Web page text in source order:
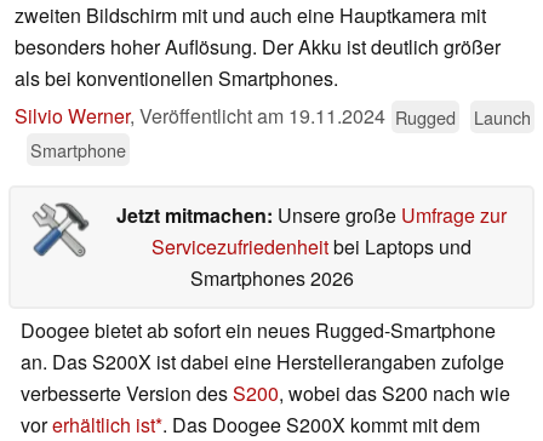
zweiten Bildschirm mit und auch eine Hauptkamera mit
besonders hoher Auflösung. Der Akku ist deutlich größer
als bei konventionellen Smartphones.
Silvio Werner, Veröffentlicht am 19.11.2024 Rugged
Launch
Smartphone
Jetzt mitmachen: Unsere große Umfrage zur
Servicezufriedenheitbei Laptops und
Smartphones 2026
Doogee bietet ab sofort ein neues Rugged-Smartphone
an. Das S200X ist dabei eine Herstellerangaben zufolge
verbesserte Version desS200, wobei das S200 nach wie
vorerhältlich ist . Das Doogee S200X kommt mit dem